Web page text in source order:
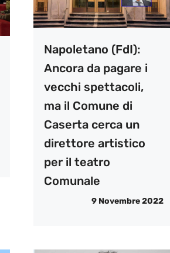
Napoletano (FdI):
Ancora da pagare i
vecchi spettacoli,
ma il Comune di
Caserta cerca un
direttore artistico
per il teatro
Comunale
9 Novembre 2022